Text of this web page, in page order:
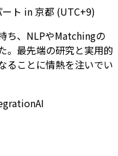
ト in京都 (UTC+9)
ち、NLPやMatchingの
。最先端の研究と実用的
ることに情熱を注いでい
AI